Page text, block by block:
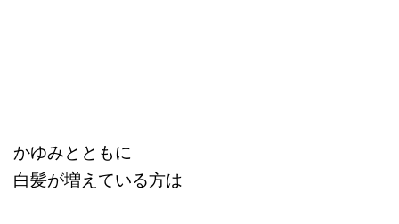
かゆみとともに
白髪が増えている方は